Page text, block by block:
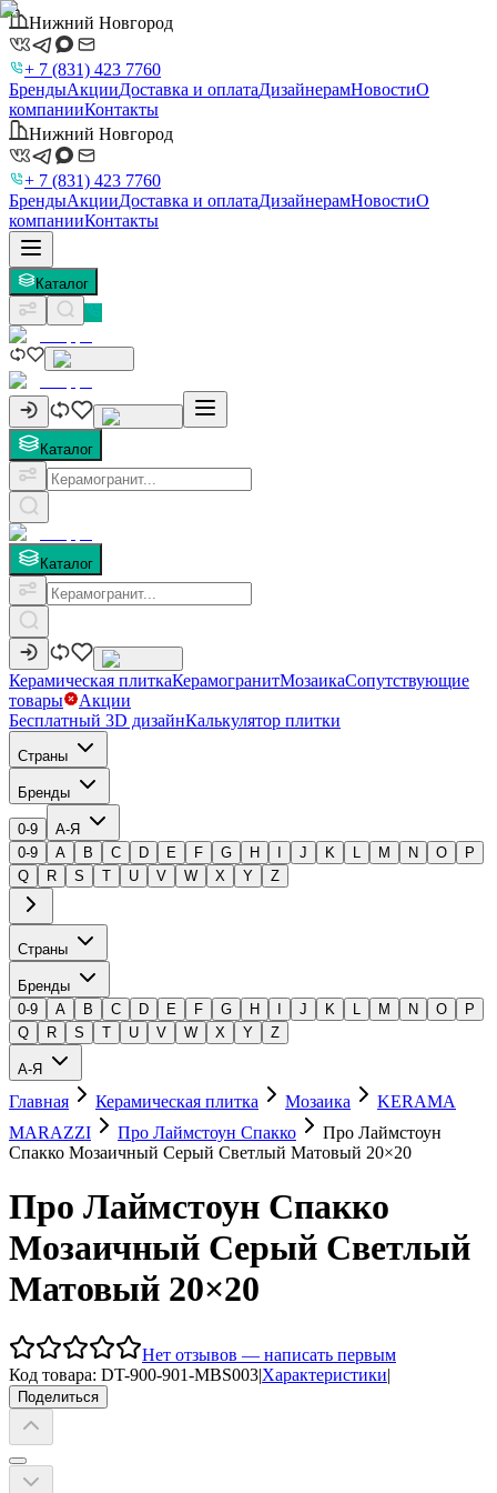
Нижний Новгород
+ 7 (831) 423 7760
БрендыАкцииДоставка и оплатаДизайнерамНовостиО
компанииКонтакты
Нижний Новгород
+ 7 (831) 423 7760
БрендыАкцииДоставка и оплатаДизайнерамНовостиО
компанииКонтакты
Каталог
Каталог
Каталог
Керамическая плиткаКерамогранитМозаикаСопутствующие
товары
Акции
Бесплатный 3D дизайнКалькулятор плитки
Страны
Бренды
0-9
А-Я
0-9
A B C D E F G H J K L M N O
P
Q
R S T U V W X Y Z
Страны
Бренды
0-9
A B C D E F G H J K L M N O
P
Q
R S T U V W X Y Z
А-Я
Главная Керамическая плитка Мозаика
KERAMA
MARAZZI
Про Лаймстоун Спакко
Про Лаймстоун
Спакко Мозаичный Серый Светлый Матовый 20×20
Про Лаймстоун Спакко
Мозаичный Серый Светлый
Матовый 20×20
Нет отзывов — написать первым
Код товара: DT-900-901-MBS003|Характеристики|
Поделиться